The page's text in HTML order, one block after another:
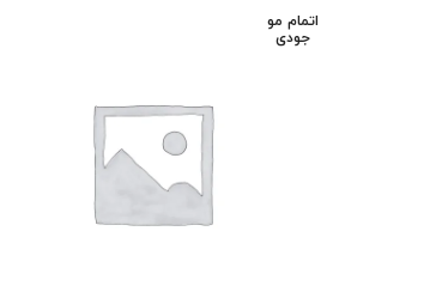
اتمام مو
جودی